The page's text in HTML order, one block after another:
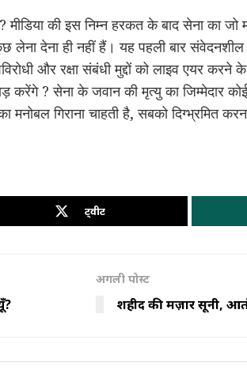
की इस निम्न हरकत के बाद सेना का जो
लेना देना ही नहीं हैं। यह पहली बार संवेदनशील
और रक्षा संबंधी मुद्दों को लाइव एयर
? सेना के जवान की मृत्यु का जिम्मेदार
गिराना चाहती है, सबको दिग्भ्रमित
ट्वीट
अगली पोस्ट
शहीद की मज़ार सूनी,